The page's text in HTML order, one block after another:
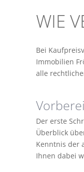
WIE
Bei
Immobilien
alle
Der erste
Überblick
Kenntnis der
Ihnen dabei